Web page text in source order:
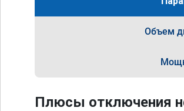
Объем
Плюсы отключения